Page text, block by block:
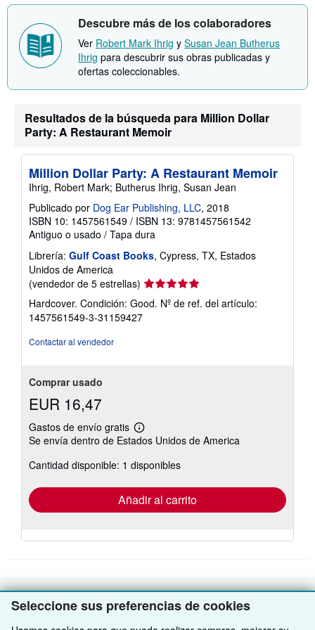
Seleccione sus preferencias de cookies
Descubre más de los colaboradores
Ver Robert Mark Ihrig y Susan Jean Butherus
Ihrig para descubrir sus obras publicadas y
ofertas coleccionables.
Resultados de la búsqueda para Million Dollar
Party: A Restaurant Memoir
Million Dollar Party: A Restaurant Memoir
Ihrig, Robert Mark; Butherus Ihrig, Susan Jean
Publicado por Dog Ear Publishing, LLC, 2018
ISBN 10: 1457561549 / ISBN 13: 9781457561542
Antiguo o usado / Tapa dura
Librería: Gulf Coast Books, Cypress, TX, Estados
Unidos de America
(vendedor de 5 estrellas) Calificación
del
vendedor:
Hardcover. Condición: Good. Nº de ref. del artículo:
1457561549-3-31159427
Contactar al vendedor
Comprar usado
EUR 16,47
Gastos de envío gratis
Más
información
las
tarifas
envío
Se envía dentro de Estados Unidos de America
Cantidad disponible: 1 disponibles
Añadir al carrito
VOLVER AL INICIO